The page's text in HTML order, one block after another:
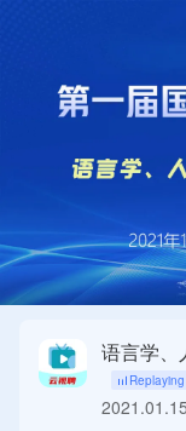
语言学、